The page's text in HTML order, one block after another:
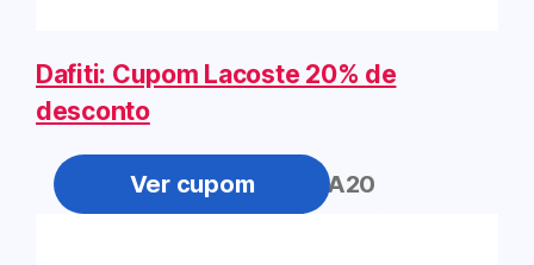
Dafiti: Cupom Lacoste 20% de
desconto
LALA20